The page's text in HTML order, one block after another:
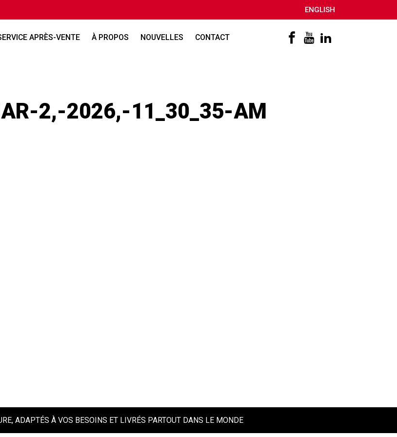
ENGLISH
APRÈS-VENTE À PROPOS NOUVELLES CONTACT
2,-2026,-11_30_35-AM
ADAPTÉS À VOS BESOINS ET LIVRÉS PARTOUT DANS LE MONDE